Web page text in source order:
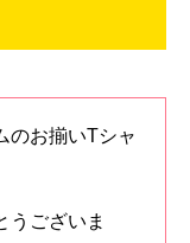
のお揃いTシャ
うございま